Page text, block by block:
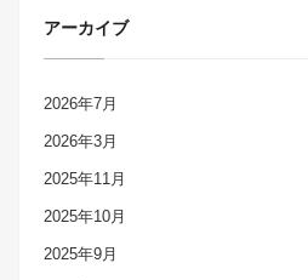
アーカイブ
2026年7月
2026年3月
2025年11月
2025年10月
2025年9月